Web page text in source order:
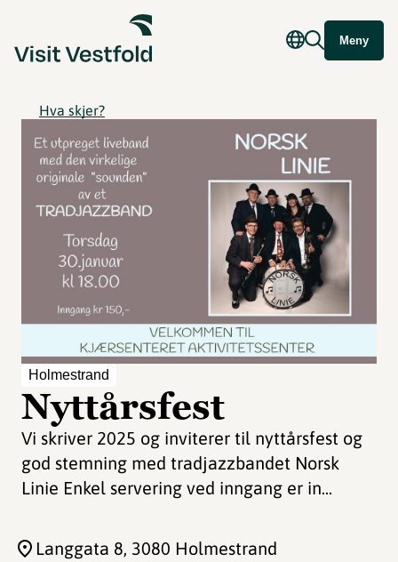
Meny
Hva skjer?
Holmestrand
Nyttårsfest
Vi skriver 2025 og inviterer til nyttårsfest og
god stemning med tradjazzbandet Norsk
Linie Enkel servering ved inngang er in...
Langgata 8, 3080 Holmestrand